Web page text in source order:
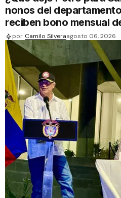
nonos del
reciben bono mensual
por Camilo Silveraagosto 06, 2026